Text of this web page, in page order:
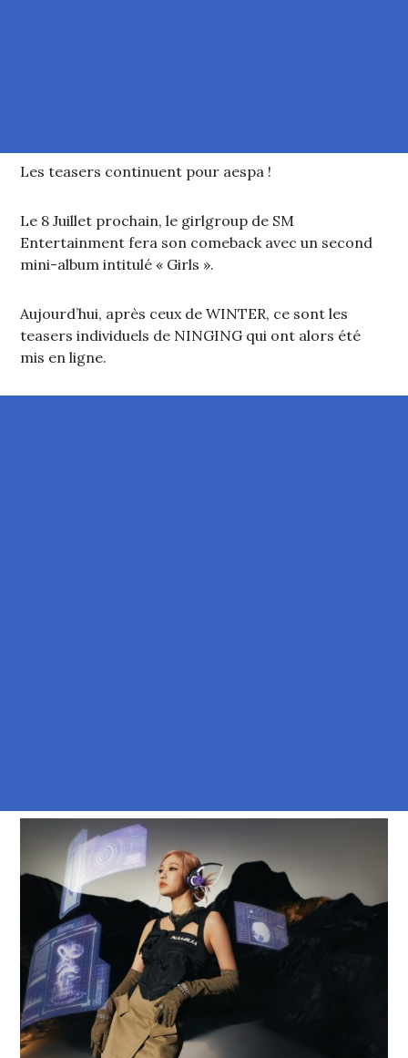
Les teasers continuent pour aespa !
Le 8 Juillet prochain, le girlgroup de SM
Entertainment fera son comeback avec un second
mini-album intitulé « Girls ».
Aujourd’hui, après ceux de WINTER, ce sont les
teasers individuels de NINGING qui ont alors été
mis en ligne.